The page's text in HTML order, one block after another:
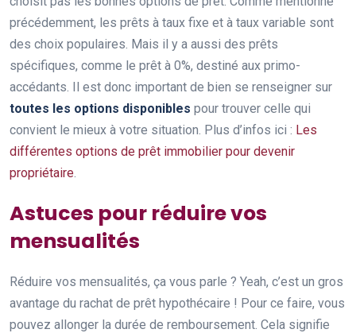
précédemment, les prêts à taux fixe et à taux variable sont
des choix populaires. Mais il y a aussi des prêts
spécifiques, comme le prêt à 0%, destiné aux primo-
accédants. Il est donc important de bien se renseigner sur
toutes les options disponibles pour trouver celle qui
convient le mieux à votre situation. Plus d’infos ici : Les
différentes options de prêt immobilier pour devenir
propriétaire.
Astuces pour réduire vos
mensualités
Réduire vos mensualités, ça vous parle ? Yeah, c’est un gros
avantage du rachat de prêt hypothécaire ! Pour ce faire, vous
pouvez allonger la durée de remboursement. Cela signifie